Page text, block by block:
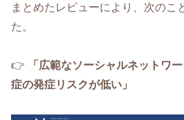
まとめたレビューにより、次のこ
た。
👉
「広範なソーシャルネットワ
症の発症リスクが低い」